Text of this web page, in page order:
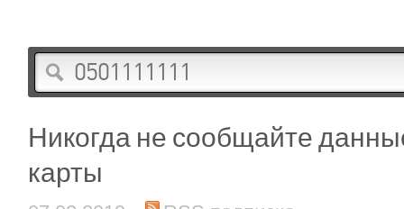
Никогда не сообщайте
карты